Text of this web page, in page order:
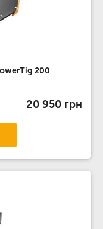
200
20 950 грн